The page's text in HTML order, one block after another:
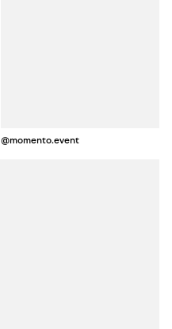
@momento.event